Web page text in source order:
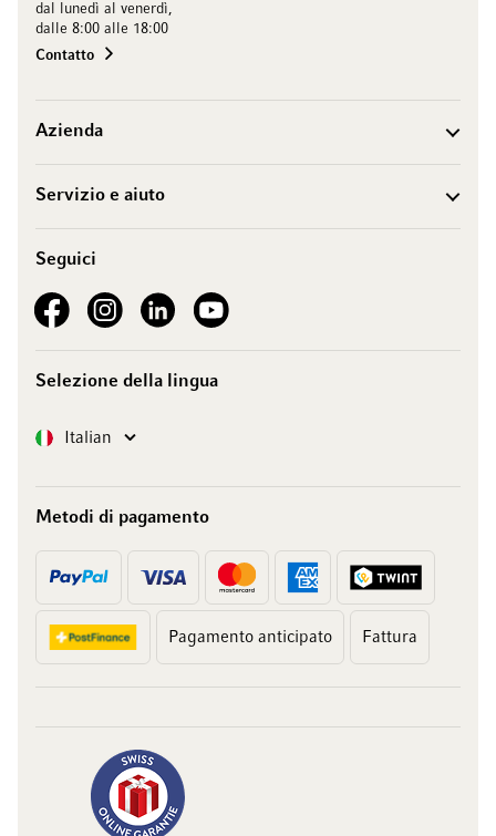
dal lunedì al venerdì,
dalle 8:00 alle 18:00
Contatto
Azienda
Servizio e aiuto
Seguici
See our FacebookSee our Instagram account
See our LinkedInSee our YouTube channel
Selezione della lingua
Lingua Italian
Metodi di pagamento
Pagamento anticipato Fattura